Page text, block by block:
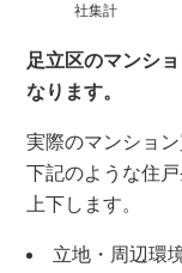
社集計
足立区のマンシ
なります。
実際のマンショ
下記のような住
上下します。
立地・周辺環